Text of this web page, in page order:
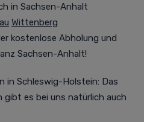
in Sachsen-Anhalt
Wittenberg
kostenlose Abholung und
Sachsen-Anhalt!
in Schleswig-Holstein: Das
es bei uns natürlich auch